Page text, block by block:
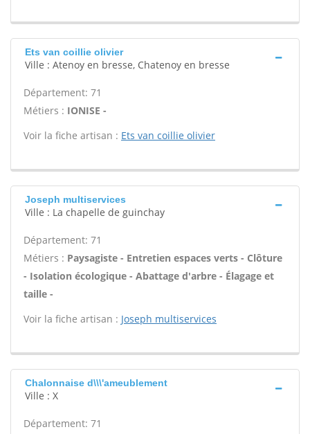
Ets van coillie olivier
Ville : Atenoy en bresse, Chatenoy en bresse
Département: 71
Métiers : IONISE -
Voir la fiche artisan : Ets van coillie olivier
Joseph multiservices
Ville : La chapelle de guinchay
Département: 71
Métiers : Paysagiste - Entretien espaces verts - Clôture
- Isolation écologique - Abattage d'arbre - Élagage et
taille -
Voir la fiche artisan : Joseph multiservices
Chalonnaise d\\\'ameublement
Ville : X
Département: 71